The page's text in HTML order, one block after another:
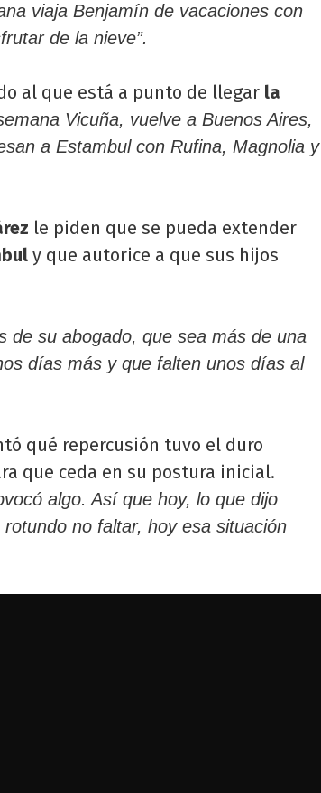
viaja Benjamín de vacaciones con
de la nieve”.
al que está a punto de llegar la
Vicuña, vuelve a Buenos Aires,
a Estambul con Rufina, Magnolia y
le piden que se pueda extender
y que autorice a que sus hijos
de su abogado, que sea más de una
días más y que falten unos días al
qué repercusión tuvo el duro
que ceda en su postura inicial.
algo. Así que hoy, lo que dijo
no faltar, hoy esa situación